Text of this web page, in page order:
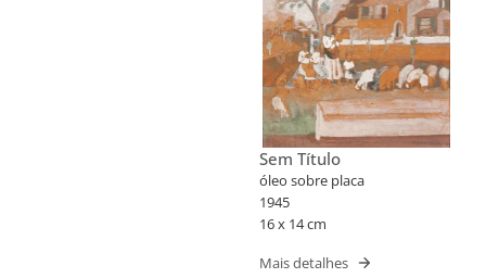
Sem Título
óleo sobre placa
1945
16 x 14 cm
Mais detalhes